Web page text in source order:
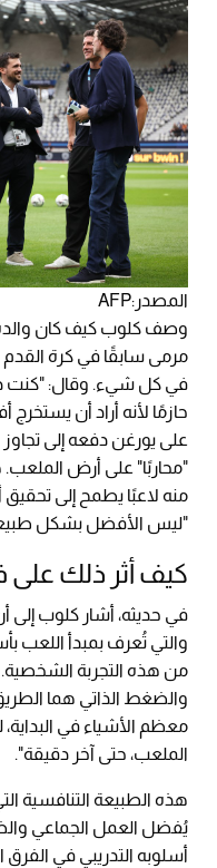
المصدر:AFP
وصف كلوب كيف كان
مرمى سابقًا في كرة القدم
في كل شيء. وقال: "كنت
حازمًا لأنه أراد أن
على يورغن دفعه إلى تجاوز
"محاربًا" على أرض
منه لاعبًا يطمح إلى
"ليس الأفضل بشكل
كيف أثر ذلك على
في حديثه، أشار كلوب إلى
من هذه التجربة الشخصية.
والضغط الذاتي هما
معظم الأشياء في
الملعب، حتى آخر دقيقة".
هذه الطبيعة التنافسية
يُفضل العمل الجماعي
أسلوبه التدريبي في